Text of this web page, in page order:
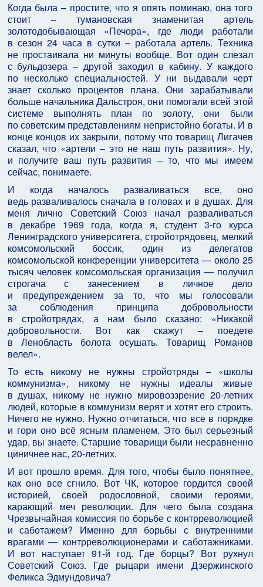
Когда была – простите, что я опять поминаю, она того
стоит – тумановская знаменитая артель
золотодобывающая «Печора», где люди работали
в сезон 24 часа в сутки – работала артель. Техника
не простаивала ни минуты вообще. Вот один слезал
с бульдозера – другой заходил в кабину. У каждого
по несколько специальностей. У ни выдавали черт
знает сколько процентов плана. Они зарабатывали
больше начальника Дальстроя, они помогали всей этой
системе выполнять план по золоту, они были
по советским представлениям непристойно богаты. И в
конце концов их закрыли, потому что товарищ Лигачев
сказал, что «артели – это не наш путь развития». Ну,
и получите ваш путь развития – то, что мы имеем
сейчас, понимаете.
И когда началось разваливаться все, оно
ведь разваливалось сначала в головах и в душах. Для
меня лично Советский Союз начал разваливаться
в декабре 1969 года, когда я, студент 3-го курса
Ленинградского университета, стройотрядовец, мелкий
комсомольский боссик, один из делегатов
комсомольской конференции университета — около 25
тысяч человек комсомольская организация — получил
строгача с занесением в личное дело
и предупреждением за то, что мы голосовали
за соблюдения принципа добровольности
в стройотрядах, а нам было сказано: «Никакой
добровольности. Вот как скажут – поедете
в Ленобласть болота осушать. Товарищ Романов
велел».
То есть никому не нужны стройотряды – «школы
коммунизма», никому не нужны идеалы живые
в душах, никому не нужно мировоззрение 20-летних
людей, которые в коммунизм верят и хотят его строить.
Ничего не нужно. Нужно отчитаться, что все в порядке
и гори оно всё ясным пламенем. Это был серьезный
удар, вы знаете. Старшие товарищи были несравненно
циничнее нас, 20-летних.
И вот прошло время. Для того, чтобы было понятнее,
как оно все сгнило. Вот ЧК, которое гордится своей
историей, своей родословной, своими героями,
карающий меч революции. Для чего была создана
Чрезвычайная комиссия по борьбе с контрреволюцией
и саботажем? Именно для борьбы с внутренними
врагами — контрреволюционерами и саботажниками.
И вот наступает 91-й год. Где борцы? Вот рухнул
Советский Союз. Где рыцари имени Дзержинского
Феликса Эдмундовича?